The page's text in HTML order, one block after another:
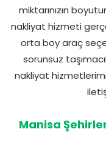
miktarınızın
nakliyat hizmeti
orta boy araç
sorunsuz
nakliyat
Manisa